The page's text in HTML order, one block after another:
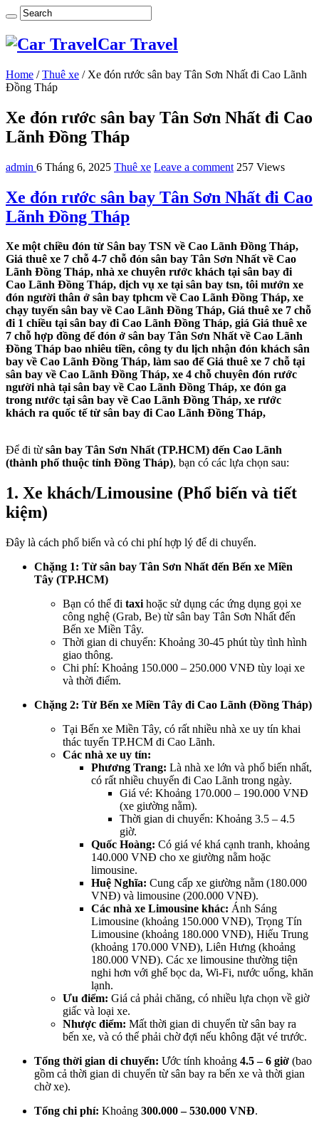
Car Travel
Home / Thuê xe / Xe đón rước sân bay Tân Sơn Nhất đi Cao Lãnh
Đồng Tháp
Xe đón rước sân bay Tân Sơn Nhất đi Cao
Lãnh Đồng Tháp
admin 6 Tháng 6, 2025 Thuê xe Leave a comment 257 Views
Xe đón rước sân bay Tân Sơn Nhất đi Cao
Lãnh Đồng Tháp
Xe một chiều đón từ Sân bay TSN về Cao Lãnh Đồng Tháp,
Giá thuê xe 7 chỗ 4-7 chỗ đón sân bay Tân Sơn Nhất về Cao
Lãnh Đồng Tháp, nhà xe chuyên rước khách tại sân bay đi
Cao Lãnh Đồng Tháp, dịch vụ xe tại sân bay tsn, tôi mướn xe
đón người thân ở sân bay tphcm về Cao Lãnh Đồng Tháp, xe
chạy tuyến sân bay về Cao Lãnh Đồng Tháp, Giá thuê xe 7 chỗ
đi 1 chiều tại sân bay đi Cao Lãnh Đồng Tháp, giá Giá thuê xe
7 chỗ hợp đồng để đón ở sân bay Tân Sơn Nhất về Cao Lãnh
Đồng Tháp bao nhiêu tiền, công ty du lịch nhận đón khách sân
bay về Cao Lãnh Đồng Tháp, làm sao để Giá thuê xe 7 chỗ tại
sân bay về Cao Lãnh Đồng Tháp, xe 4 chỗ chuyên đón rước
người nhà tại sân bay về Cao Lãnh Đồng Tháp, xe đón ga
trong nước tại sân bay về Cao Lãnh Đồng Tháp, xe rước
khách ra quốc tế từ sân bay đi Cao Lãnh Đồng Tháp,
Để đi từ sân bay Tân Sơn Nhất (TP.HCM) đến Cao Lãnh
(thành phố thuộc tỉnh Đồng Tháp), bạn có các lựa chọn sau:
1. Xe khách/Limousine (Phổ biến và tiết
kiệm)
Đây là cách phổ biến và có chi phí hợp lý để di chuyển.
Chặng 1: Từ sân bay Tân Sơn Nhất đến Bến xe Miền
Tây (TP.HCM)
Bạn có thể đi taxi hoặc sử dụng các ứng dụng gọi xe
công nghệ (Grab, Be) từ sân bay Tân Sơn Nhất đến
Bến xe Miền Tây.
Thời gian di chuyển: Khoảng 30-45 phút tùy tình hình
giao thông.
Chi phí: Khoảng 150.000 – 250.000 VNĐ tùy loại xe
và thời điểm.
Chặng 2: Từ Bến xe Miền Tây đi Cao Lãnh (Đồng Tháp)
Tại Bến xe Miền Tây, có rất nhiều nhà xe uy tín khai
thác tuyến TP.HCM đi Cao Lãnh.
Các nhà xe uy tín:
Phương Trang: Là nhà xe lớn và phổ biến nhất,
có rất nhiều chuyến đi Cao Lãnh trong ngày.
Giá vé: Khoảng 170.000 – 190.000 VNĐ
(xe giường nằm).
Thời gian di chuyển: Khoảng 3.5 – 4.5
giờ.
Quốc Hoàng: Có giá vé khá cạnh tranh, khoảng
140.000 VNĐ cho xe giường nằm hoặc
limousine.
Huệ Nghĩa: Cung cấp xe giường nằm (180.000
VNĐ) và limousine (200.000 VNĐ).
Các nhà xe Limousine khác: Ánh Sáng
Limousine (khoảng 150.000 VNĐ), Trọng Tín
Limousine (khoảng 180.000 VNĐ), Hiếu Trung
(khoảng 170.000 VNĐ), Liên Hưng (khoảng
180.000 VNĐ). Các xe limousine thường tiện
nghi hơn với ghế bọc da, Wi-Fi, nước uống, khăn
lạnh.
Ưu điểm: Giá cả phải chăng, có nhiều lựa chọn về giờ
giấc và loại xe.
Nhược điểm: Mất thời gian di chuyển từ sân bay ra
bến xe, và có thể phải chờ đợi nếu không đặt vé trước.
Tổng thời gian di chuyển: Ước tính khoảng 4.5 – 6 giờ (bao
gồm cả thời gian di chuyển từ sân bay ra bến xe và thời gian
chờ xe).
Tổng chi phí: Khoảng 300.000 – 530.000 VNĐ.